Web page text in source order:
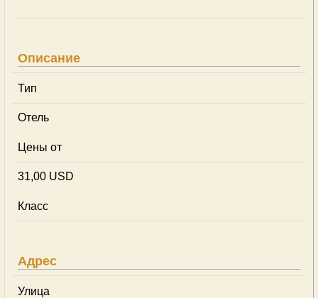
Описание
Тип
Отель
Цены от
31,00 USD
Класс
Адрес
Улица